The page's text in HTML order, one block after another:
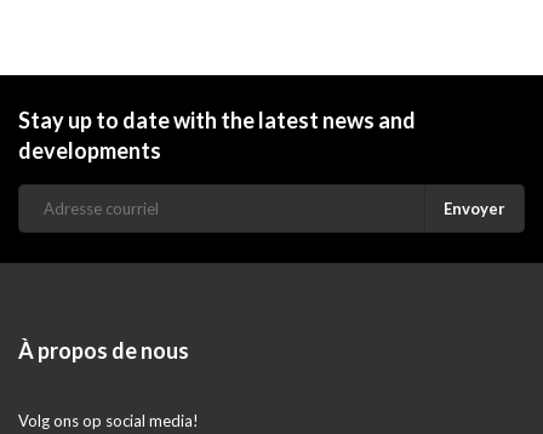
Stay up to date with the latest news and
developments
Envoyer
À propos de nous
Volg ons op social media!